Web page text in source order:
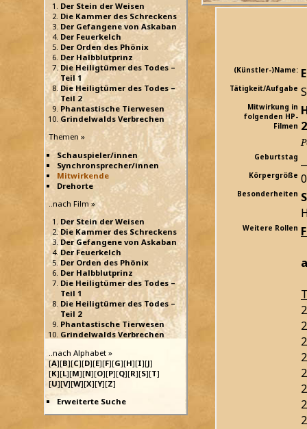
Der Stein der Weisen
Die Kammer des Schreckens
Der Gefangene von Askaban
Der Feuerkelch
Der Orden des Phönix
Der Halbblutprinz
Die Heiligtümer des Todes –
Teil 1
Die Heiligtümer des Todes –
Teil 2
Phantastische Tierwesen
Grindelwalds Verbrechen
Themen »
Schauspieler/innen
Synchronsprecher/innen
Mitwirkende
Drehorte
..nach Film »
Der Stein der Weisen
Die Kammer des Schreckens
Der Gefangene von Askaban
Der Feuerkelch
Der Orden des Phönix
Der Halbblutprinz
Die Heiligtümer des Todes –
Teil 1
Die Heiligtümer des Todes –
Teil 2
Phantastische Tierwesen
Grindelwalds Verbrechen
..nach Alphabet »
[A][B][C][D][E][F][G][H][I][J]
[K][L][M][N][O][P][Q][R][S][T]
[U][V][W][X][Y][Z]
Erweiterte Suche
(Künstler-)Name:
Tätigkeit/Aufgabe
Mitwirkung in
folgenden HP-
Filmen 2
Geburtstag
Körpergröße
Besonderheiten
Weitere Rollen